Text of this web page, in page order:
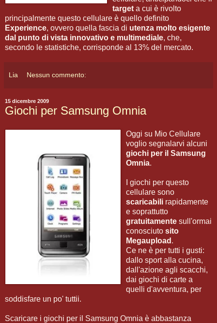
target a cui è rivolto
principalmente questo cellulare è quello definito
Experience, ovvero quella fascia di utenza molto esigente
dal punto di vista innovativo e multimediale, che,
secondo le statistiche, corrisponde al 13% del mercato.
Lia Nessun commento:
15 dicembre 2009
Giochi per Samsung Omnia
Oggi su Mio Cellulare
voglio segnalarvi alcuni
giochi per il Samsung
Omnia.
I giochi per questo
cellulare sono
scaricabili rapidamente
e soprattutto
gratuitamente sull'ormai
conosciuto sito
Megaupload .
Ce ne è per tutti i gusti:
dallo sport alla cucina,
dall'azione agli scacchi,
dai giochi di carte a
quelli d'avventura, per
soddisfare un po' tuttii.
Scaricare i giochi per il Samsung Omnia è abbastanza